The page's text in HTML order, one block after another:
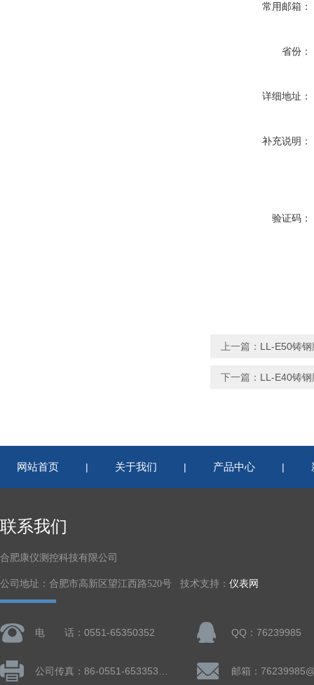
常用邮箱：
省份：
详细地址：
补充说明：
验证码：
上一篇： LL-E50铸
下一篇： LL-E40铸
网站首页 | 关于我们 | 产品中心 |
联系我们
合肥康仪测控科技有限公司
公司地址：合肥市高新区望江西路520号 技术支持： 仪表网
电 话：0551-65350352 QQ：76239985
公司传真：86-0551-65335324 邮箱：